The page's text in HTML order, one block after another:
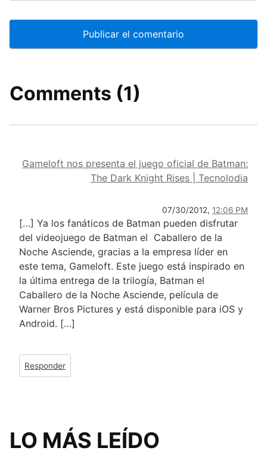
Comments (1)
Gameloft nos presenta el juego oficial de Batman:
The Dark Knight Rises | Tecnolodia
07/30/2012, 12:06 PM
[…] Ya los fanáticos de Batman pueden disfrutar
del videojuego de Batman el Caballero de la
Noche Asciende, gracias a la empresa líder en
este tema, Gameloft. Este juego está inspirado en
la última entrega de la trilogía, Batman el
Caballero de la Noche Asciende, película de
Warner Bros Pictures y está disponible para iOS y
Android. […]
Responder
LO MÁS LEÍDO